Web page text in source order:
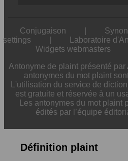
Conjugaison
settings
Laboratoire
Widgets webmasters
Antonyme de plaint présenté
antonymes du mot plaint
L'utilisation du service de
est gratuite et réservée à un
Les antonymes du mot plaint
édités par l’équipe
Définition plaint